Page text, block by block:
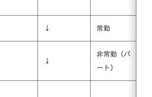
↓ 常勤
↓
非常勤（パ
ート）